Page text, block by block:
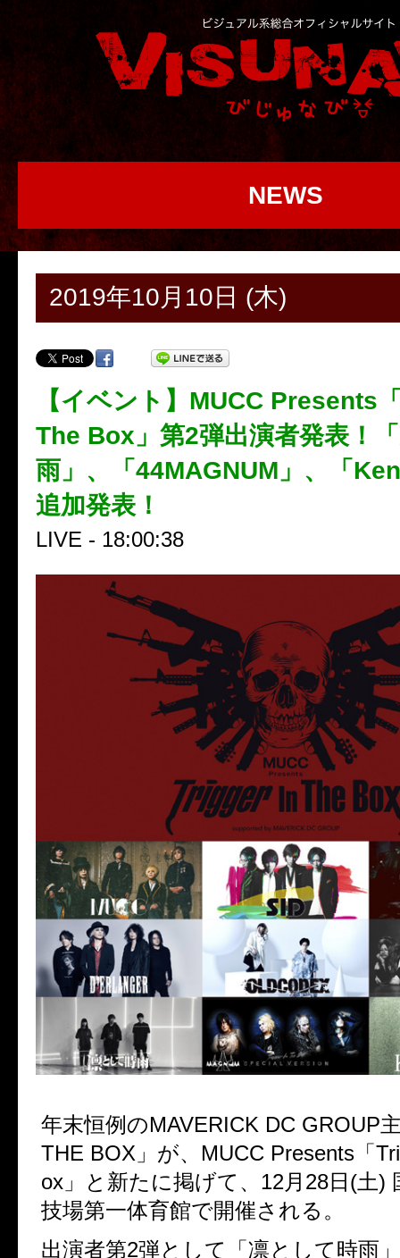
NEWS
2019年10月10日 (木)
【イベント】MUCC Presents
The Box」第2弾出演者発表！
雨」、「44MAGNUM」、「
追加発表！
LIVE - 18:00:38
年末恒例のMAVERICK DC GROUP
THE BOX 」が、 MUCC Presents 「
ox 」と新たに掲げて、 12月 28日 (土)
技場第一体育館で開催される。
出演者第2弾として「凛として時雨